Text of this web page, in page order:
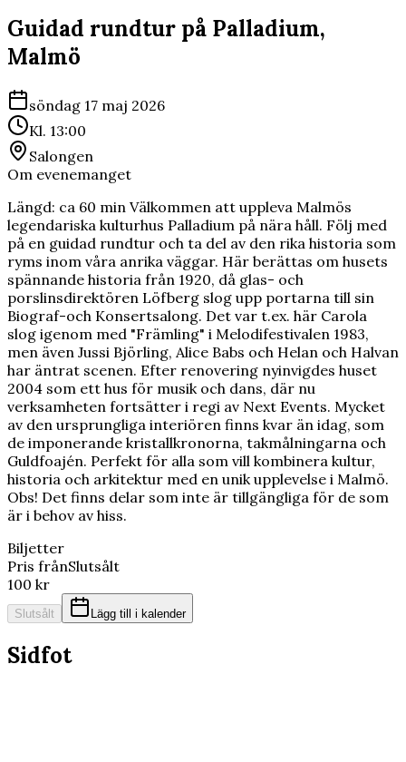
Guidad rundtur på Palladium,
Malmö
söndag 17 maj 2026
Kl. 13:00
Salongen
Om evenemanget
Längd: ca 60 min Välkommen att uppleva Malmös
legendariska kulturhus Palladium på nära håll. Följ med
på en guidad rundtur och ta del av den rika historia som
ryms inom våra anrika väggar. Här berättas om husets
spännande historia från 1920, då glas- och
porslinsdirektören Löfberg slog upp portarna till sin
Biograf-och Konsertsalong. Det var t.ex. här Carola
slog igenom med "Främling" i Melodifestivalen 1983,
men även Jussi Björling, Alice Babs och Helan och Halvan
har äntrat scenen. Efter renovering nyinvigdes huset
2004 som ett hus för musik och dans, där nu
verksamheten fortsätter i regi av Next Events. Mycket
av den ursprungliga interiören finns kvar än idag, som
de imponerande kristallkronorna, takmålningarna och
Guldfoajén. Perfekt för alla som vill kombinera kultur,
historia och arkitektur med en unik upplevelse i Malmö.
Obs! Det finns delar som inte är tillgängliga för de som
är i behov av hiss.
Biljetter
Pris frånSlutsålt
100 kr
Slutsålt Lägg till i kalender
Sidfot